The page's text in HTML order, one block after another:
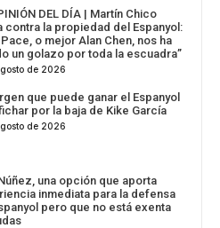
DEL DÍA | Martín Chico
contra la propiedad del Espanyol:
Pace, o mejor Alan Chen, nos ha
un golazo por toda la escuadra”
de 2026
que puede ganar el Espanyol
por la baja de Kike García
de 2026
una opción que aporta
inmediata para la defensa
pero que no está exenta